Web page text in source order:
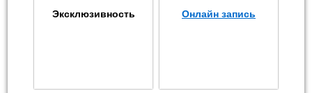
Эксклюзивность Онлайн запись